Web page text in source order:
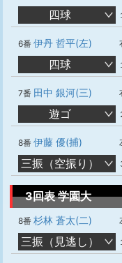
四球
6番 伊丹 哲平(左)
四球
7番 田中 銀河(三)
遊ゴ
8番 伊藤 優(捕)
三振（空振り）
3回表 学園大
8番 杉林 蒼太(二)
三振（見逃し）